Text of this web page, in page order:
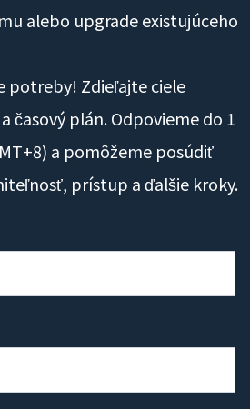
alebo upgrade existujúceho
potreby! Zdieľajte ciele
časový plán. Odpovieme do 1
a pomôžeme posúdiť
prístup a ďalšie kroky.